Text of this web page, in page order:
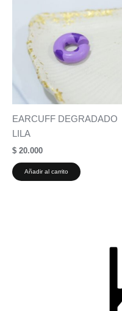
EARCUFF DEGRADADO
LILA
$ 20.000
Añadir al carrito